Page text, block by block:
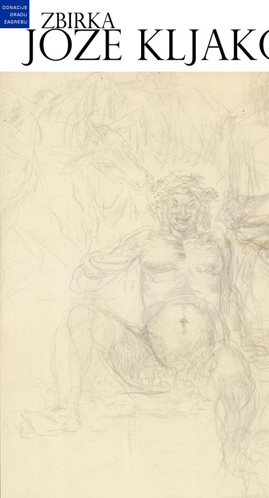
English